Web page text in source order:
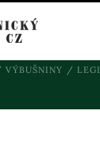
VÝBUŠNINY